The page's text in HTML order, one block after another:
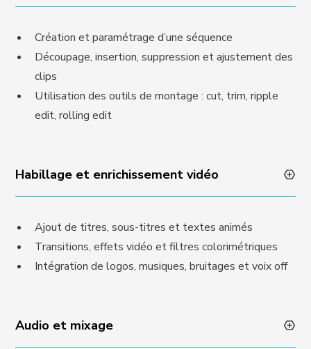
Création et paramétrage d’une séquence
Découpage, insertion, suppression et ajustement des
clips
Utilisation des outils de montage : cut, trim, ripple
edit, rolling edit
Habillage et enrichissement vidéo
Ajout de titres, sous-titres et textes animés
Transitions, effets vidéo et filtres colorimétriques
Intégration de logos, musiques, bruitages et voix off
Audio et mixage